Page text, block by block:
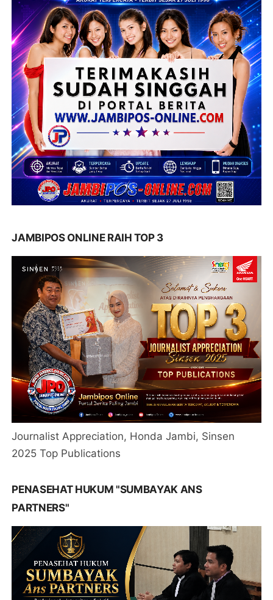
JAMBIPOS ONLINE RAIH TOP 3
Journalist Appreciation, Honda Jambi, Sinsen
2025 Top Publications
PENASEHAT HUKUM "SUMBAYAK ANS
PARTNERS"